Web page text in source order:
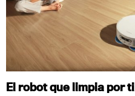
El robot que limpia por ti